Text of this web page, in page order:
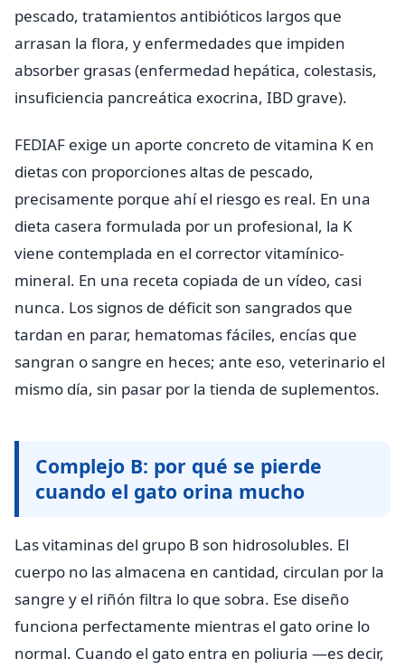
pescado, tratamientos antibióticos largos que
arrasan la flora, y enfermedades que impiden
absorber grasas (enfermedad hepática, colestasis,
insuficiencia pancreática exocrina, IBD grave).
FEDIAF exige un aporte concreto de vitamina K en
dietas con proporciones altas de pescado,
precisamente porque ahí el riesgo es real. En una
dieta casera formulada por un profesional, la K
viene contemplada en el corrector vitamínico-
mineral. En una receta copiada de un vídeo, casi
nunca. Los signos de déficit son sangrados que
tardan en parar, hematomas fáciles, encías que
sangran o sangre en heces; ante eso, veterinario el
mismo día, sin pasar por la tienda de suplementos.
Complejo B: por qué se pierde
cuando el gato orina mucho
Las vitaminas del grupo B son hidrosolubles. El
cuerpo no las almacena en cantidad, circulan por la
sangre y el riñón filtra lo que sobra. Ese diseño
funciona perfectamente mientras el gato orine lo
normal. Cuando el gato entra en poliuria —es decir,